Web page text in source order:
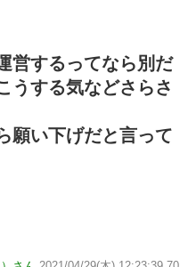
営するってなら別だ
うする気などさらさ
願い下げだと言って